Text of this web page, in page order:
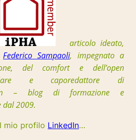
articolo ideato,
Federico Sampaoli, impegnato a
del comfort e dell’open
e caporedattore di
– blog di formazione e
dal 2009.
mio profilo LinkedIn…